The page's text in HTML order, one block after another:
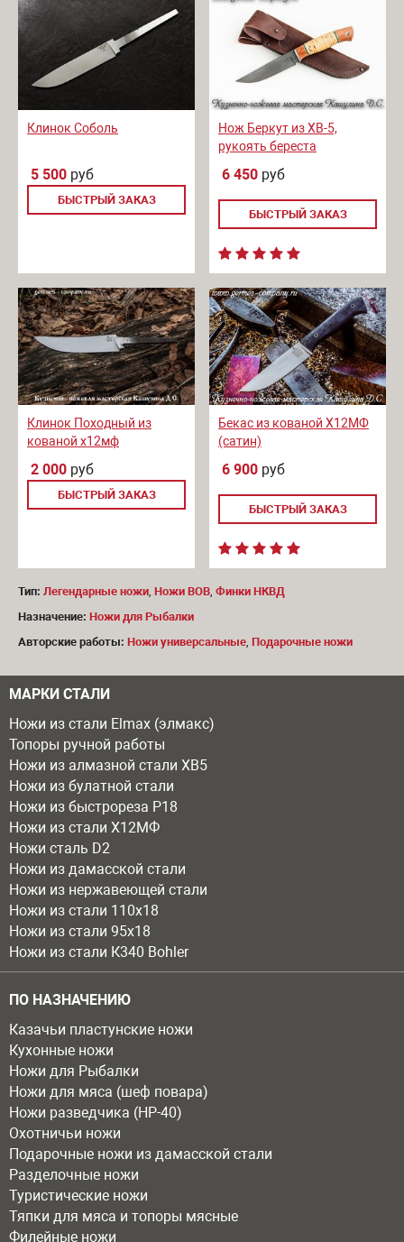
МАРКИ СТАЛИ
Ножи из стали Elmax (элмакс)
Топоры ручной работы
Ножи из алмазной стали ХВ5
Ножи из булатной стали
Ножи из быстрореза Р18
Ножи из стали Х12МФ
Ножи сталь D2
Ножи из дамасской стали
Ножи из нержавеющей стали
Ножи из стали 110х18
Ножи из стали 95х18
Ножи из стали К340 Bohler
ПО НАЗНАЧЕНИЮ
Казачьи пластунские ножи
Кухонные ножи
Ножи для Рыбалки
Ножи для мяса (шеф повара)
Ножи разведчика (НР-40)
Охотничьи ножи
Подарочные ножи из дамасской стали
Разделочные ножи
Туристические ножи
Тяпки для мяса и топоры мясные
Филейные ножи
Клинок Соболь
5 500 руб
БЫСТРЫЙ ЗАКАЗ
Нож Беркут из ХВ-5,
рукоять береста
6 450 руб
БЫСТРЫЙ ЗАКАЗ
Клинок Походный из
кованой х12мф
2 000 руб
БЫСТРЫЙ ЗАКАЗ
Бекас из кованой Х12МФ
(сатин)
6 900 руб
БЫСТРЫЙ ЗАКАЗ
Тип: Легендарные ножи, Ножи ВОВ, Финки НКВД
Назначение: Ножи для Рыбалки
Авторские работы: Ножи универсальные, Подарочные ножи